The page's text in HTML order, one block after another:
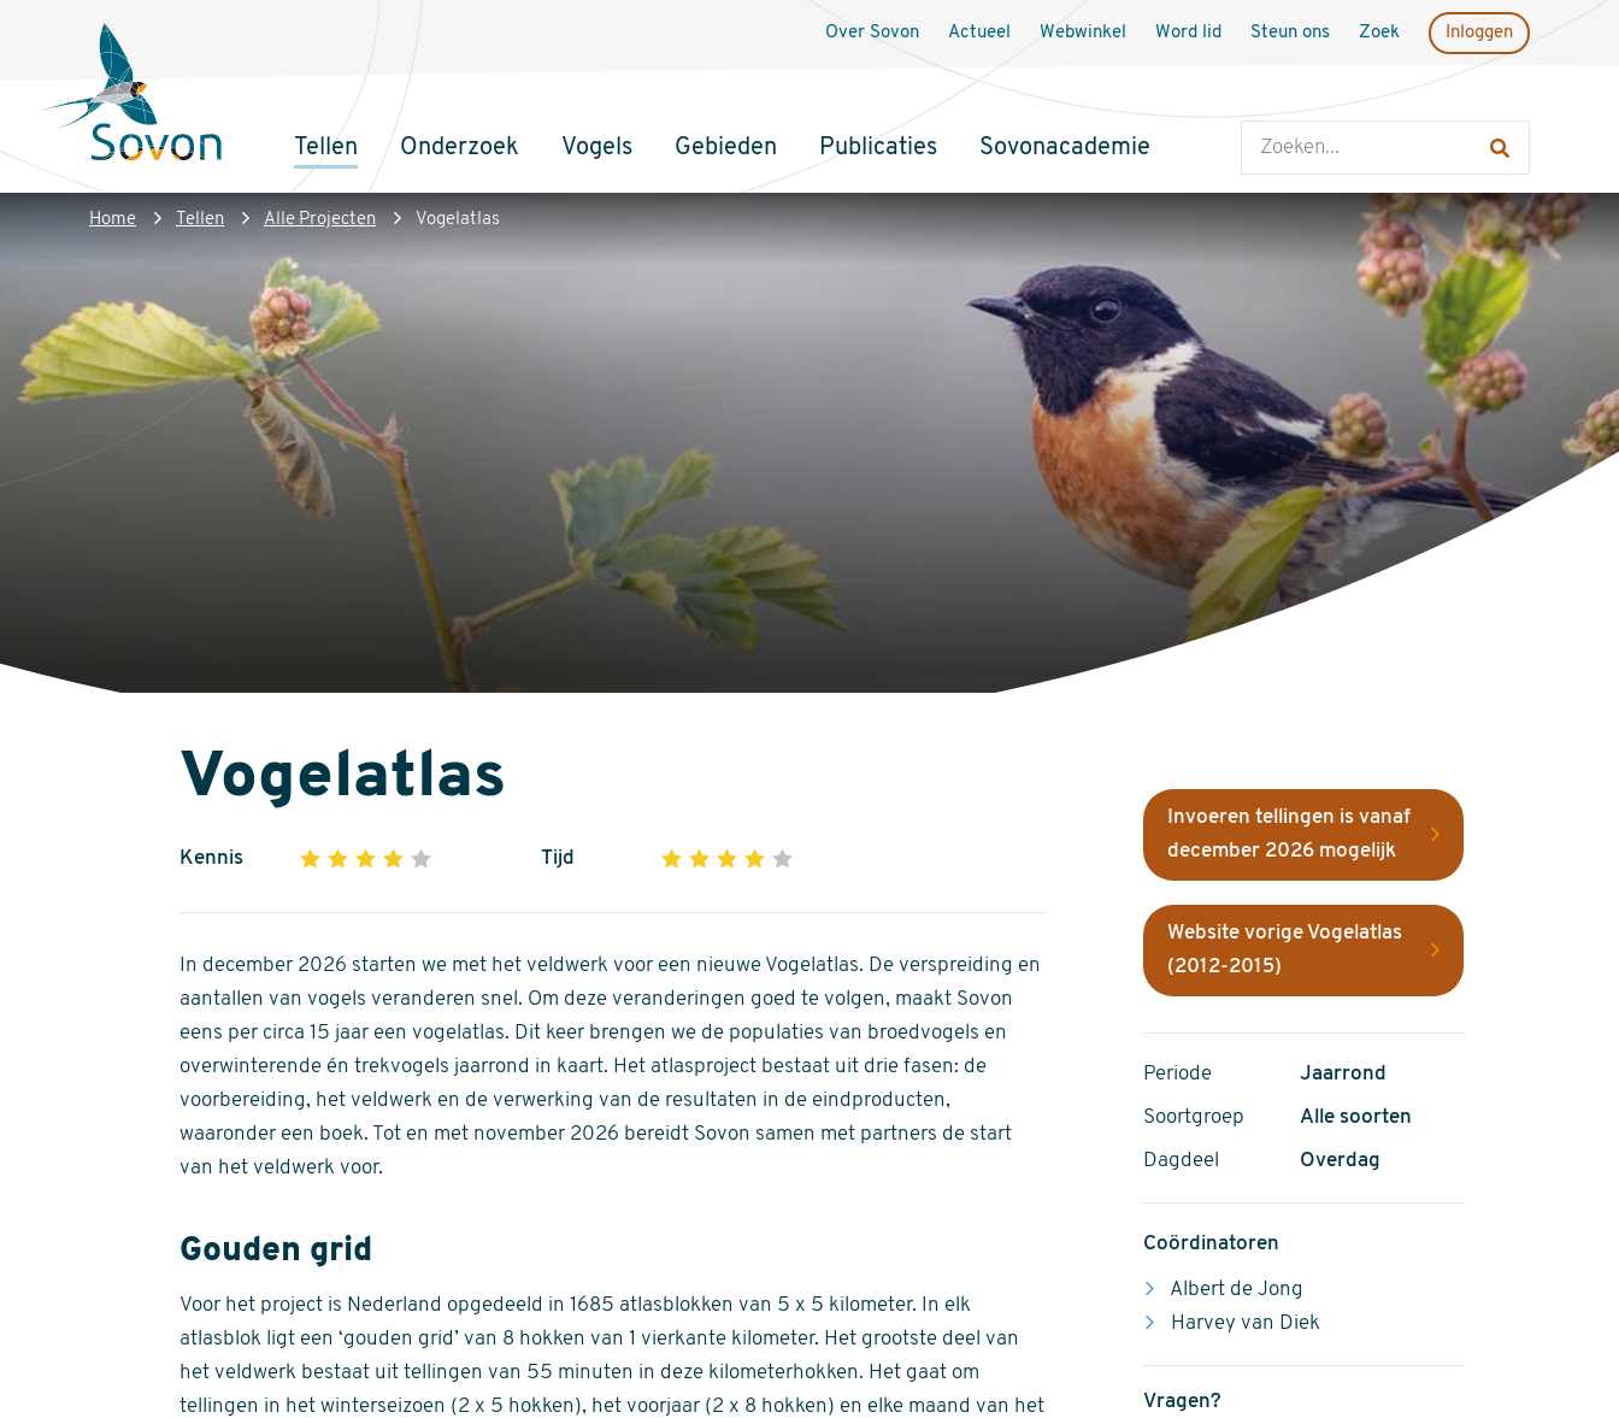
inhoud
Sovon
Homepage
Hoofdnavigatie
Tellen Onderzoek Vogels Gebieden Publicaties Sovonacademie
Over Sovon Actueel Webwinkel Word lid Steun ons Zoek Inloggen
Kruimelpad
Home Tellen Alle Projecten Vogelatlas
Vogelatlas
Kennis 1 2 3 4
of
5
stars
Tijd 1 2 3 4
of
5
stars
In december 2026 starten we met het veldwerk voor een nieuwe Vogelatlas. De verspreiding en
aantallen van vogels veranderen snel. Om deze veranderingen goed te volgen, maakt Sovon
eens per circa 15 jaar een vogelatlas. Dit keer brengen we de populaties van broedvogels en
overwinterende én trekvogels jaarrond in kaart. Het atlasproject bestaat uit drie fasen: de
voorbereiding, het veldwerk en de verwerking van de resultaten in de eindproducten,
waaronder een boek. Tot en met november 2026 bereidt Sovon samen met partners de start
van het veldwerk voor.
Gouden grid
Voor het project is Nederland opgedeeld in 1685 atlasblokken van 5 x 5 kilometer. In elk
atlasblok ligt een ‘gouden grid’ van 8 hokken van 1 vierkante kilometer. Het grootste deel van
het veldwerk bestaat uit tellingen van 55 minuten in deze kilometerhokken. Het gaat om
tellingen in het winterseizoen (2 x 5 hokken), het voorjaar (2 x 8 hokken) en elke maand van het
Invoeren tellingen is vanaf
december 2026 mogelijk
Website vorige Vogelatlas
(2012-2015)
Periode Jaarrond
Soortgroep Alle soorten
Dagdeel Overdag
Coördinatoren
Albert de Jong
Harvey van Diek
Vragen?